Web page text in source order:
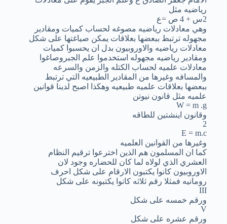
رياضيه مثل
2س + 4 ص =ع
وهي معادلات رياضيه مصوغه لحساب كميات ومقادير
مجهوله ترتبط ببعضها بعلاقات يمكن صياغتها على شكل
معادلات رياضيه والاوروبيون بدل ان يحسبوا كميات
ومقادير رياضيه مجهوله استخدموا علم الجبروصاغوا
معادلات علميه لحساب الكتله والزمن والسرعه
والمسافه وغيرها من المقادير الطبيعيه التي ترتبط
ببعضها بعلاقات علميه طبيعيه وهكذا اصبح لدينا قوانين
علميه مثل قانون نيوتن
W = m .g
وقانون اينشتين للطاقه
2
E = m.c
وغيرها من القوانين العلميه
كما ان المسلمون هم الذين اخترعوا ترقيم النظام
العشري الذي لولاه لما كان للحضاره وجود لان
الاوروبيون كانوا يكتبون الارقام على شكل احرف
رومانيه فمثلا رقم ثلاثه كانوا يكتبونه على شكل
III
ورقم خمسه على شكل
V
ورقم عشره على شكل